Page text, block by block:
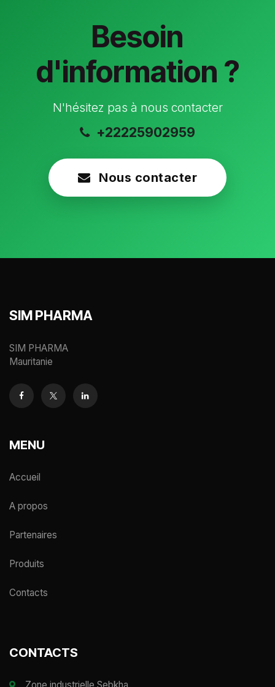
Besoin
d'information ?
N'hésitez pas à nous contacter
+22225902959
Nous contacter
SIM PHARMA
SIM PHARMA
Mauritanie
MENU
Accueil
A propos
Partenaires
Produits
Contacts
CONTACTS